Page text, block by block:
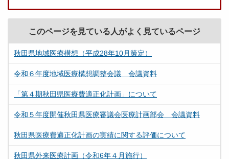
このページを見ている人がよく見ているページ
秋田県地域医療構想（平成28年10月策定）
令和６年度地域医療構想調整会議 会議資料
「第４期秋田県医療費適正化計画」について
令和５年度開催秋田県医療審議会医療計画部会 会議資料
秋田県医療費適正化計画の実績に関する評価について
秋田県外来医療計画（令和6年４月施行）